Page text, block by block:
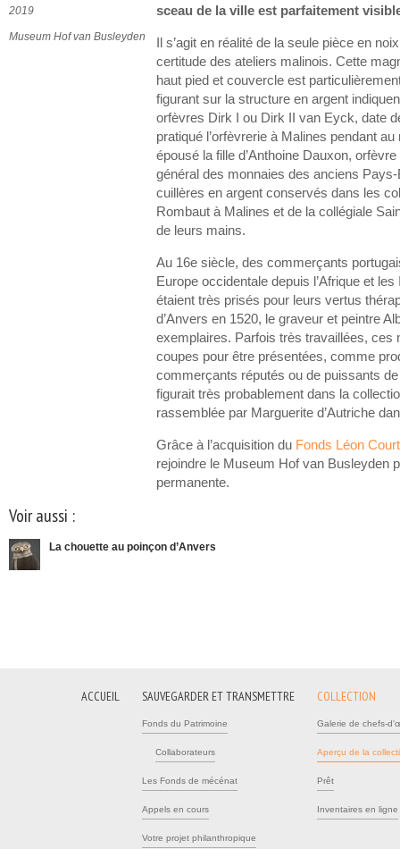
sceau de la ville est parfaitement
Il s’agit en réalité de la seule pièce en
certitude des ateliers malinois. Cette
haut pied et couvercle est
figurant sur la structure en argent
orfèvres Dirk I ou Dirk II van Eyck, date
pratiqué l’orfèvrerie à Malines pendant
épousé la fille d’Anthoine Dauxon,
général des monnaies des anciens
cuillères en argent conservés dans les
Rombaut à Malines et de la collégiale
de leurs mains.
Au 16e siècle, des commerçants
Europe occidentale depuis l’Afrique et
étaient très prisés pour leurs vertus
d’Anvers en 1520, le graveur et peintre
exemplaires. Parfois très travaillées, ces
coupes pour être présentées, comme
commerçants réputés ou de puissants
figurait très probablement dans la
rassemblée par Marguerite d’Autriche
Grâce à l’acquisition du Fonds Léon
rejoindre le Museum Hof van Busleyden
permanente.
2019
Museum Hof van Busleyden
Voir aussi :
La chouette au poinçon d’Anvers
ACCUEIL SAUVEGARDER ET TRANSMETTRE
Fonds du Patrimoine
Collaborateurs
Les Fonds de mécénat
Appels en cours
Votre projet philanthropique
COLLECTION
Galerie de chefs-
Aperçu de la
Prêt
Inventaires en ligne